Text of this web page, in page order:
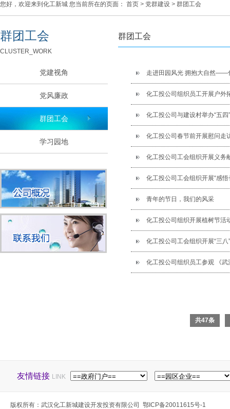
您好，欢迎来到化工新城 您当前所在的页面： 首页 > 党群建设 > 群团工会
群团工会
CLUSTER_WORK
党建视角
党风廉政
群团工会
学习园地
群团工会
走进田园风光 拥抱大自然——
化工投公司组织员工开展户外
化工投公司与建设村举办“五四
化工投公司春节前开展慰问走
化工投公司工会组织开展义务
化工投公司工会组织开展“感
青年的节日，我们的风采
化工投公司组织开展植树节活
化工投公司工会组织开展“三八
化工投公司组织员工参观 《
共47条
友情链接 LINK
版权所有：武汉化工新城建设开发投资有限公司 鄂ICP备20011615号-1